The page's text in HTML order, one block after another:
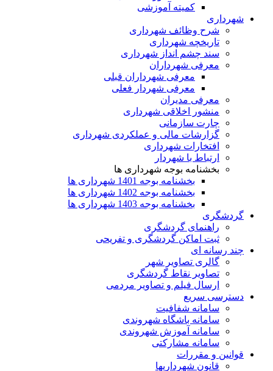
کمیته آموزشی
شهرداری
شرح وظائف شهرداری
تاریخچه شهرداری
سند چشم انداز شهرداری
معرفی شهرداران
معرفی شهرداران قبلی
معرفی شهردار فعلی
معرفی مدیران
منشور اخلاقی شهرداری
چارت سازمانی
گزارشات مالی و عملکردی شهرداری
افتخارات شهرداری
ارتباط با شهردار
بخشنامه بوجه شهرداری ها
بخشنامه بوجه 1401 شهرداری ها
بخشنامه بوجه 1402 شهرداری ها
بخشنامه بوجه 1403 شهرداری ها
گردشگری
راهنمای گردشگری
ثبت اماکن گردشگری و تفریحی
چند رسانه ای
گالری تصاویر شهر
تصاویر نقاط گردشگری
ارسال فیلم و تصاویر مردمی
دسترسی سریع
سامانه شفافیت
سامانه باشگاه شهروندی
سامانه آموزش شهروندی
سامانه مشارکتی
قوانین و مقررات
قانون شهرداریها